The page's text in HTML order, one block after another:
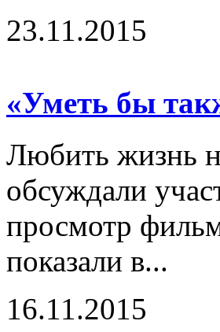
23.11.2015
«Уметь бы
Любить жизнь
обсуждали
просмотр
показали в...
16.11.2015